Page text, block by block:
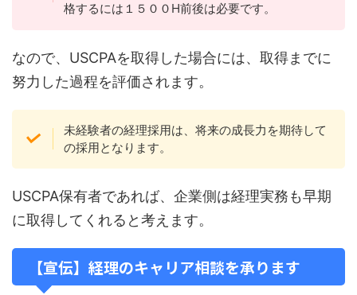
格するには１５００H前後は必要です。
なので、USCPAを取得した場合には、取得までに
努力した過程を評価されます。
未経験者の経理採用は、将来の成長力を期待して
の採用となります。
USCPA保有者であれば、企業側は経理実務も早期
に取得してくれると考えます。
【宣伝】経理のキャリア相談を承ります